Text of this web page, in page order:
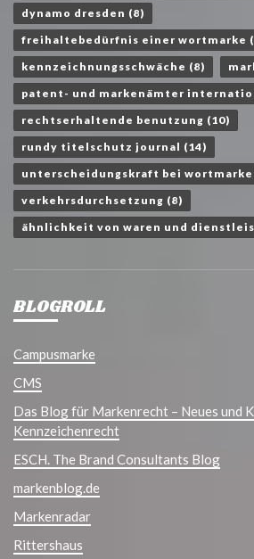
dynamo dresden (8)
freihaltebedürfnis einer wortmarke
kennzeichnungsschwäche (8)
patent- und markenämter
rechtserhaltende benutzung (10)
rundy titelschutz journal (14)
unterscheidungskraft bei
verkehrsdurchsetzung (8)
ähnlichkeit von waren und
BLOGROLL
Campusmarke
CMS
Das Blog für Markenrecht – Neues und
Kennzeichenrecht
ESCH. The Brand Consultants Blog
markenblog.de
Markenradar
Rittershaus